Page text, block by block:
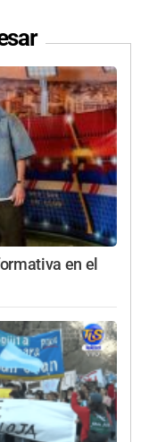
en el